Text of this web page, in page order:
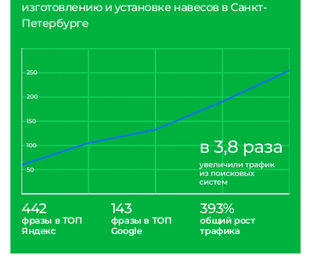
изготовлению и установке навесов в Санкт-
Петербурге
442
фразы в ТОП
Яндекс
143
фразы в ТОП
Google
393%
общий рост
трафика